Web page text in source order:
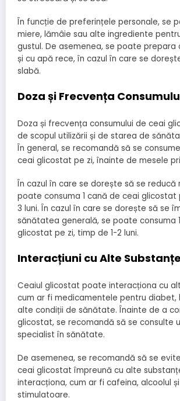
În funcție de preferințele personale, se
miere, lămâie sau alte ingrediente
gustul. De asemenea, se poate prepara
și cu apă rece, în cazul în care se
slabă.
Doza și Frecvența
Doza și frecvența consumului de ceai
de scopul utilizării și de starea de
În general, se recomandă să se
ceai glicostat pe zi, înainte de mesele
În cazul în care se dorește să se reducă
poate consuma 1 cană de ceai glicostat
3 luni. În cazul în care se dorește să se
sănătatea generală, se poate consuma
glicostat pe zi, timp de 1-2 luni.
Interacțiuni cu Alte Substanțe
Ceaiul glicostat poate interacționa cu
cum ar fi medicamentele pentru diabet,
alte condiții de sănătate. Înainte de a
glicostat, se recomandă să se consulte
specialist în sănătate.
De asemenea, se recomandă să se
ceai glicostat împreună cu alte
interacționa, cum ar fi cafeina, alcoolul
stimulatoare.